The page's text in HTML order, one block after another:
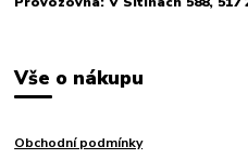
Vše o nákupu
Obchodní podmínky